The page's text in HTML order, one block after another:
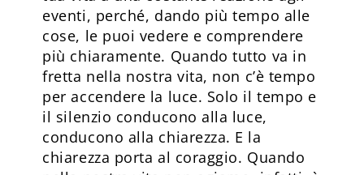
eventi, perché, dando più tempo alle
cose, le puoi vedere e comprendere
più chiaramente. Quando tutto va in
fretta nella nostra vita, non c’è tempo
per accendere la luce. Solo il tempo e
il silenzio conducono alla luce,
conducono alla chiarezza. E la
chiarezza porta al coraggio. Quando